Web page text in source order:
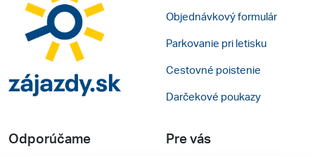
Objednávkový formulár
Parkovanie pri letisku
Cestovné poistenie
Darčekové poukazy
Odporúčame Pre vás